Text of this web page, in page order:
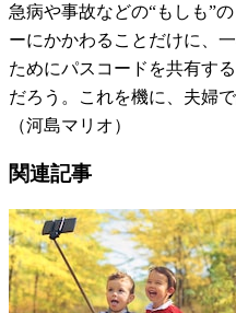
急病や事故などの“もしも”
ーにかかわることだけに、
ためにパスコードを共有す
だろう。これを機に、夫婦
（河島マリオ）
関連記事